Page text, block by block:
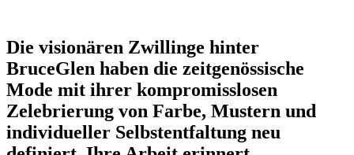
Die visionären Zwillinge hinter
BruceGlen haben die zeitgenössische
Mode mit ihrer kompromisslosen
Zelebrierung von Farbe, Mustern und
individueller Selbstentfaltung neu